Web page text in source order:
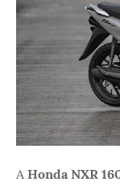
A Honda NXR